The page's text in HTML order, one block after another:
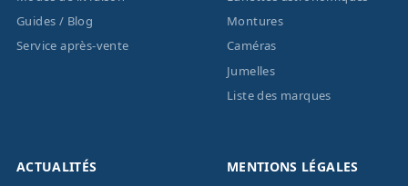
Guides / Blog
Service après-vente
Montures
Caméras
Jumelles
Liste des marques
ACTUALITÉS MENTIONS LÉGALES